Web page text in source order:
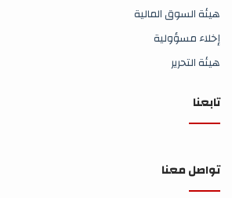
هيئة السوق المالية
إخلاء مسؤولية
هيئة التحرير
تابعنا
تواصل معنا